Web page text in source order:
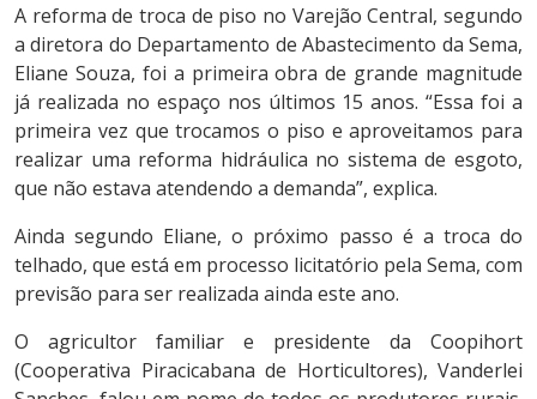
A reforma de troca de piso no Varejão Central, segundo
a diretora do Departamento de Abastecimento da Sema,
Eliane Souza, foi a primeira obra de grande magnitude
já realizada no espaço nos últimos 15 anos. “Essa foi a
primeira vez que trocamos o piso e aproveitamos para
realizar uma reforma hidráulica no sistema de esgoto,
que não estava atendendo a demanda”, explica.
Ainda segundo Eliane, o próximo passo é a troca do
telhado, que está em processo licitatório pela Sema, com
previsão para ser realizada ainda este ano.
O agricultor familiar e presidente da Coopihort
(Cooperativa Piracicabana de Horticultores), Vanderlei